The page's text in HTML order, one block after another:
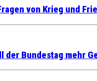
von Krieg und
Bundestag mehr